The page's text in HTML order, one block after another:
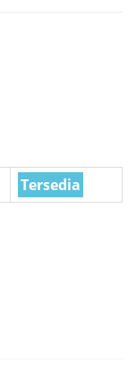
Tersedia